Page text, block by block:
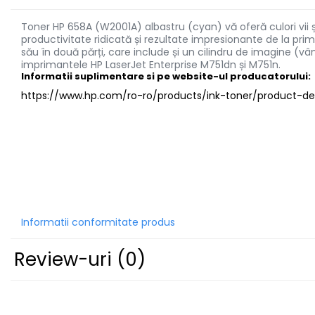
Accesorii imprimante 3D
Filament imprimanta 3D
Laptopuri
Laptopuri / notebookuri
Piese si accesorii
Ribbon
Toner HP 658A (W2001A) albastru (cyan) vă oferă culori
productivitate ridicată și rezultate impresionante de la
său în două părți, care include și un cilindru de imagine
imprimantele HP LaserJet Enterprise M751dn și M751n.
Informatii suplimentare si pe website-ul producatorului:
https://www.hp.com/ro-ro/products/ink-toner/product-
Informatii conformitate produs
Review-uri (0)